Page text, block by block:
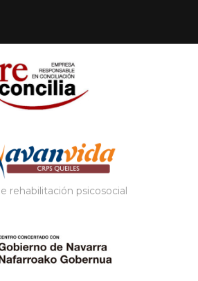
rehabilitación psicosocial